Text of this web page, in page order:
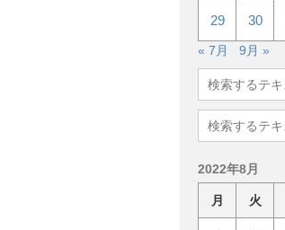
29 30
« 7月 9月 »
2022年8月
月 火